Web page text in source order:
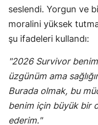
seslendi. Yorgun ve
moralini yüksek
şu ifadeleri kullandı:
"2026 Survivor
üzgünüm ama
Burada olmak, bu
benim için büyük bir
ederim."